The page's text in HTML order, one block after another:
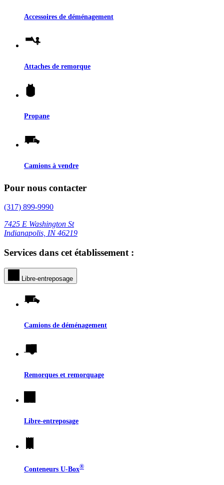
Accessoires de déménagement
Attaches de remorque
Propane
Camions à vendre
Pour nous contacter
(317) 899-9990
7425 E Washington St
Indianapolis, IN 46219
Services dans cet établissement :
Libre-entreposage
Camions de déménagement
Remorques et remorquage
Libre-entreposage
Conteneurs U-Box®